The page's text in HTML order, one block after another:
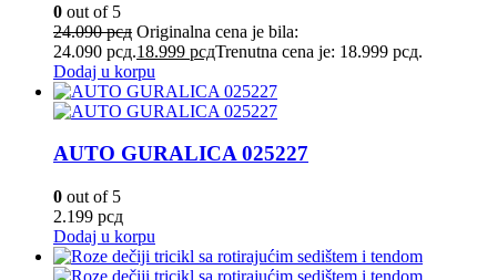
0 out of 5
24.090рсд Originalna cena je bila:
24.090 рсд.18.999 рсдTrenutna cena je: 18.999 рсд.
Dodaj u korpu
AUTO GURALICA 025227
0 out of 5
2.199 рсд
Dodaj u korpu